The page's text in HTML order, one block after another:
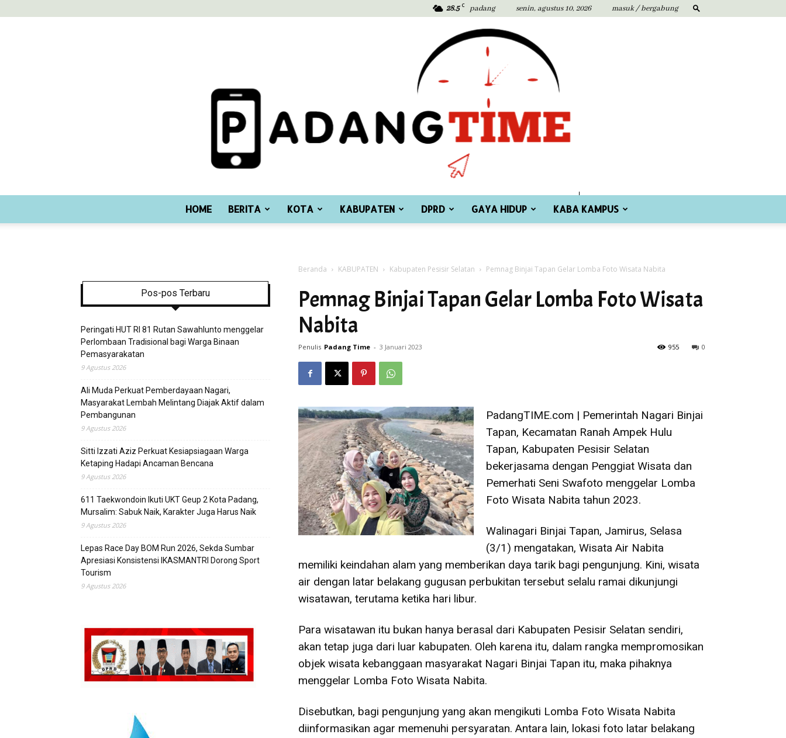
28.5 C padang senin, agustus 10, 2026 masuk / bergabung
Time
HOME BERITA KOTA KABUPATEN DPRD GAYA HIDUP KABA KAMPUS
Beranda KABUPATEN Kabupaten Pesisir Selatan Pemnag Binjai Tapan Gelar Lomba Foto Wisata Nabita
Pemnag Binjai Tapan Gelar Lomba Foto Wisata
Nabita
Penulis Padang Time - 3 Januari 2023 0
955
PadangTIME.com | Pemerintah Nagari Binjai
Tapan, Kecamatan Ranah Ampek Hulu
Tapan, Kabupaten Pesisir Selatan
bekerjasama dengan Penggiat Wisata dan
Pemerhati Seni Swafoto menggelar Lomba
Foto Wisata Nabita tahun 2023.
Walinagari Binjai Tapan, Jamirus, Selasa
(3/1) mengatakan, Wisata Air Nabita
memiliki keindahan alam yang memberikan daya tarik bagi pengunjung. Kini, wisata
air dengan latar belakang gugusan perbukitan tersebut selalu ramai dikunjungi
wisatawan, terutama ketika hari libur.
Para wisatawan itu bukan hanya berasal dari Kabupaten Pesisir Selatan sendiri,
akan tetap juga dari luar kabupaten. Oleh karena itu, dalam rangka mempromosikan
objek wisata kebanggaan masyarakat Nagari Binjai Tapan itu, maka pihaknya
menggelar Lomba Foto Wisata Nabita.
Disebutkan, bagi pengunjung yang akan mengikuti Lomba Foto Wisata Nabita
diinformasikan agar memenuhi persyaratan. Antara lain, lokasi foto latar belakang
Pos-pos Terbaru
Peringati HUT RI 81 Rutan Sawahlunto menggelar
Perlombaan Tradisional bagi Warga Binaan
Pemasyarakatan
9 Agustus 2026
Ali Muda Perkuat Pemberdayaan Nagari,
Masyarakat Lembah Melintang Diajak Aktif dalam
Pembangunan
9 Agustus 2026
Sitti Izzati Aziz Perkuat Kesiapsiagaan Warga
Ketaping Hadapi Ancaman Bencana
9 Agustus 2026
611 Taekwondoin Ikuti UKT Geup 2 Kota Padang,
Mursalim: Sabuk Naik, Karakter Juga Harus Naik
9 Agustus 2026
Lepas Race Day BOM Run 2026, Sekda Sumbar
Apresiasi Konsistensi IKASMANTRI Dorong Sport
Tourism
9 Agustus 2026